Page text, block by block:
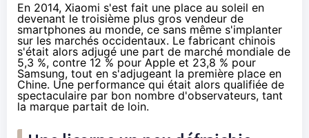
En 2014, Xiaomi s'est fait une place au soleil en
devenant le troisième plus gros vendeur de
smartphones au monde, ce sans même s'implanter
sur les marchés occidentaux. Le fabricant chinois
s'était alors adjugé une part de marché mondiale de
5,3 %, contre 12 % pour Apple et 23,8 % pour
Samsung, tout en s'adjugeant la première place en
Chine. Une performance qui était alors qualifiée de
spectaculaire par bon nombre d'observateurs, tant
la marque partait de loin.